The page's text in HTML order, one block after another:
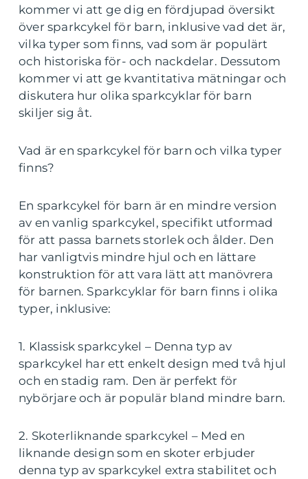
kommer vi att ge dig en fördjupad översikt
över sparkcykel för barn, inklusive vad det är,
vilka typer som finns, vad som är populärt
och historiska för- och nackdelar. Dessutom
kommer vi att ge kvantitativa mätningar och
diskutera hur olika sparkcyklar för barn
skiljer sig åt.
Vad är en sparkcykel för barn och vilka typer
finns?
En sparkcykel för barn är en mindre version
av en vanlig sparkcykel, specifikt utformad
för att passa barnets storlek och ålder. Den
har vanligtvis mindre hjul och en lättare
konstruktion för att vara lätt att manövrera
för barnen. Sparkcyklar för barn finns i olika
typer, inklusive:
1. Klassisk sparkcykel – Denna typ av
sparkcykel har ett enkelt design med två hjul
och en stadig ram. Den är perfekt för
nybörjare och är populär bland mindre barn.
2. Skoterliknande sparkcykel – Med en
liknande design som en skoter erbjuder
denna typ av sparkcykel extra stabilitet och